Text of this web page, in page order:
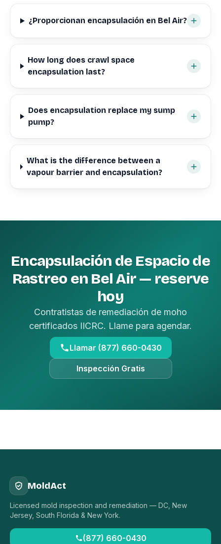
¿Proporcionan encapsulación en Bel Air?
How long does crawl space
encapsulation last?
Does encapsulation replace my sump
pump?
What is the difference between a
vapour barrier and encapsulation?
Encapsulación de Espacio de
Rastreo en Bel Air — reserve
hoy
Contratistas de remediación de moho
certificados IICRC. Llame para agendar.
Llamar (877) 660-0430
Inspección Gratis
MoldAct
Licensed mold inspection and remediation — DC, New
Jersey, South Florida & New York.
(877) 660-0430